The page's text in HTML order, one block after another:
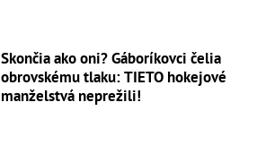
Skončia ako oni? Gáboríkovci čelia
obrovskému tlaku: TIETO hokejové
manželstvá neprežili!